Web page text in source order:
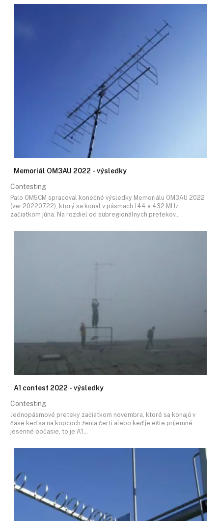
Memoriál OM3AU 2022 - výsledky
Contesting
Paľo OM5CM spracoval konečné výsledky Memoriálu OM3AU 2022
(ver.20220722), ktorý sa konal v pásmach 144 a 432 MHz
začiatkom júna. Na rozdiel od subregionálnych pretekov…
A1 contest 2022 - výsledky
Contesting
Jednopásmové preteky začiatkom novembra, ktoré sa konajú v
čase keď sa na kopcoch ženia čerti alebo keď je ešte príjemné
jesenné počasie, to je A1…